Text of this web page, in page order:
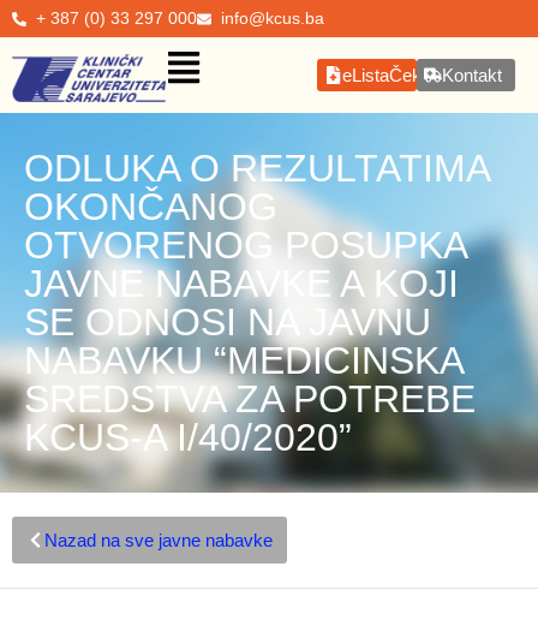
+ 387 (0) 33 297 000 info@kcus.ba
eListaČekanjaKontakt
ODLUKA O REZULTATIMA
OKONČANOG
OTVORENOG POSUPKA
JAVNE NABAVKE A KOJI
SE ODNOSI NA JAVNU
NABAVKU “MEDICINSKA
SREDSTVA ZA POTREBE
KCUS-A I/40/2020”
Nazad na sve javne nabavke